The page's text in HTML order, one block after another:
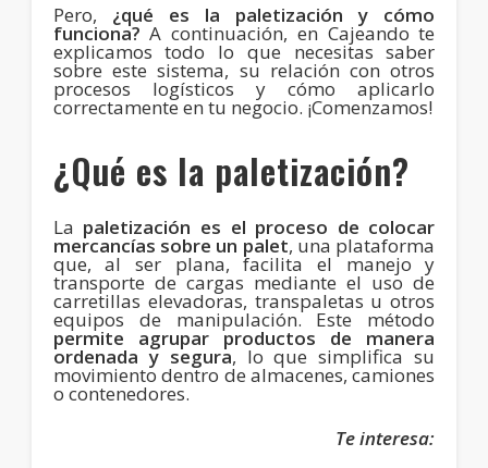
Pero, ¿qué es la paletización y cómo
funciona? A continuación, en Cajeando te
explicamos todo lo que necesitas saber
sobre este sistema, su relación con otros
procesos logísticos y cómo aplicarlo
correctamente en tu negocio. ¡Comenzamos!
¿Qué es la paletización?
La paletización es el proceso de colocar
mercancías sobre un palet, una plataforma
que, al ser plana, facilita el manejo y
transporte de cargas mediante el uso de
carretillas elevadoras, transpaletas u otros
equipos de manipulación. Este método
permite agrupar productos de manera
ordenada y segura, lo que simplifica su
movimiento dentro de almacenes, camiones
o contenedores.
Te interesa: